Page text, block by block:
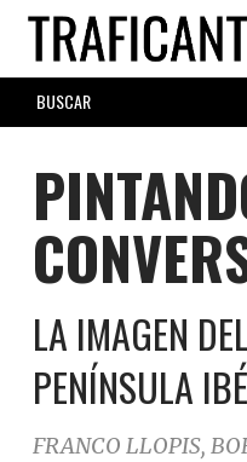
Skip
main
content
SEARCH
FORM
LA IMAGEN DEL MORISCO EN LA
PENÍNSULA
FRANCO LLOPIS,